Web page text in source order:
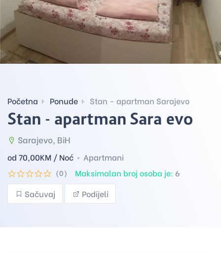
Početna Ponude Stan - apartman Sarajevo
Stan - apartman Sarajevo
Sarajevo, BiH
od 70,00KM / Noć Apartmani
(0) Maksimalan broj osoba je: 6
Sačuvaj
Podijeli